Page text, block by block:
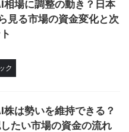
相場に調整の動き？日本
見る市場の資金変化と次
ク
株は勢いを維持できる？
たい市場の資金の流れ